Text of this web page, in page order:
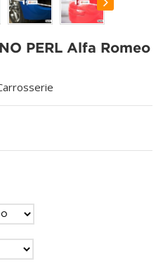
PERL Alfa Romeo